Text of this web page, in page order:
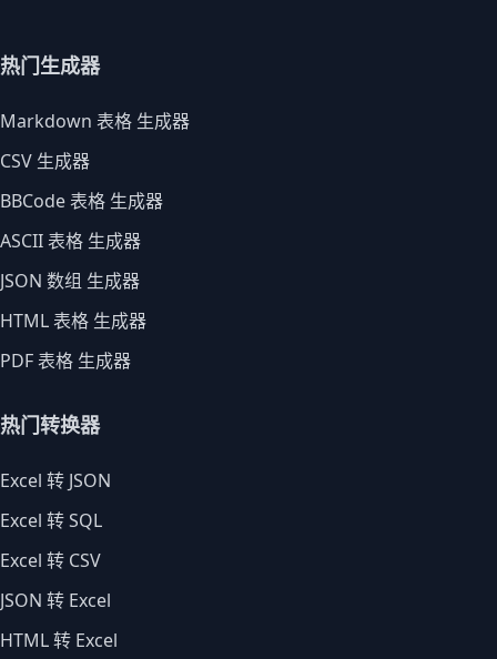
热门生成器
Markdown 表格 生成器
CSV 生成器
BBCode 表格 生成器
ASCII 表格 生成器
JSON 数组 生成器
HTML 表格 生成器
PDF 表格 生成器
热门转换器
Excel 转 JSON
Excel 转 SQL
Excel 转 CSV
JSON 转 Excel
HTML 转 Excel